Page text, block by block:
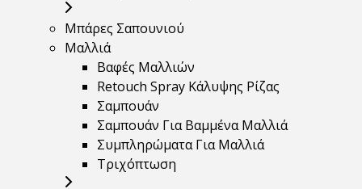
Μπάρες Σαπουνιού
Μαλλιά
Βαφές Μαλλιών
Retouch Spray Κάλυψης Ρίζας
Σαμπουάν
Σαμπουάν Για Βαμμένα Μαλλιά
Συμπληρώματα Για Μαλλιά
Τριχόπτωση